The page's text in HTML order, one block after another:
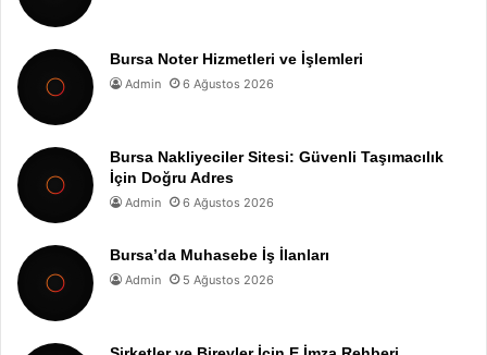
Bursa Noter Hizmetleri ve İşlemleri
Admin 6 Ağustos 2026
Bursa Nakliyeciler Sitesi: Güvenli Taşımacılık
İçin Doğru Adres
Admin 6 Ağustos 2026
Bursa’da Muhasebe İş İlanları
Admin 5 Ağustos 2026